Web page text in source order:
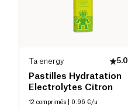
Ta energy 5.0
Pastilles Hydratation
Electrolytes Citron
12 comprimés | 0.96 €/u